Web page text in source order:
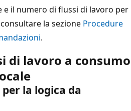
e il numero di flussi di lavoro per
la sezione Procedure
.
di lavoro a consumo
la logica da